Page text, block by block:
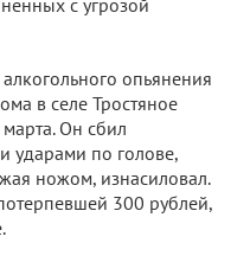
опьянения
в селе Тростяное
Он сбил
ударами по голове,
ножом, изнасиловал.
300 рублей,